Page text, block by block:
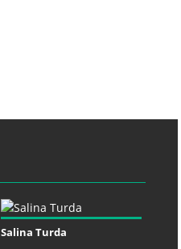
Salina Turda